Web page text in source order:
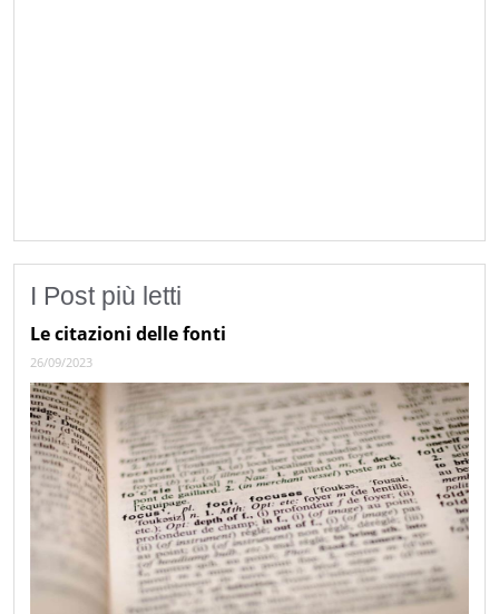
I Post più letti
Le citazioni delle fonti
26/09/2023